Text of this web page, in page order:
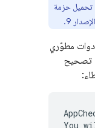
تحميل حزمة
9.
مطوّري
تصحيح